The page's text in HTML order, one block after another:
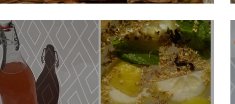
Gâteau renversé à la rhubarbe